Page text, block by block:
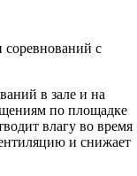
с
в зале и на
по площадке
влагу во время
и снижает